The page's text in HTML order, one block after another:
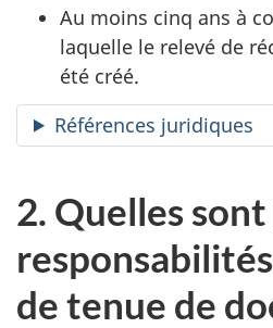
Au moins cinq ans à
laquelle le relevé de
été créé.
Références juridiques
2. Quelles sont
de tenue de